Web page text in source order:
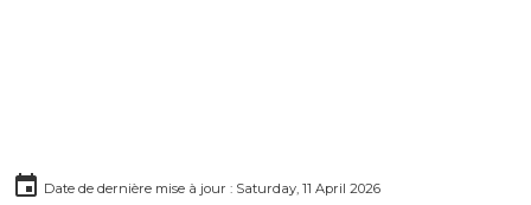
tourtes ou
Date de dernière mise à jour : Saturday, 11 April 2026